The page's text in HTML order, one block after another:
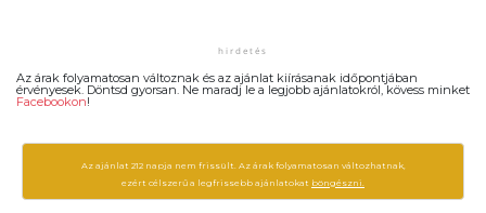
Az árak folyamatosan változnak és az ajánlat kiírásanak időpontjában
érvényesek. Döntsd gyorsan. Ne maradj le a legjobb ajánlatokról, kövess minket
Facebookon!
Az ajánlat 212 napja nem frissült. Az árak folyamatosan változhatnak,
ezért célszerű a legfrissebb ajánlatokat böngészni.